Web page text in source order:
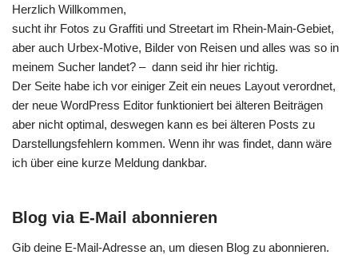
Herzlich Willkommen,
sucht ihr Fotos zu Graffiti und Streetart im Rhein-Main-Gebiet,
aber auch Urbex-Motive, Bilder von Reisen und alles was so in
meinem Sucher landet? – dann seid ihr hier richtig.
Der Seite habe ich vor einiger Zeit ein neues Layout verordnet,
der neue WordPress Editor funktioniert bei älteren Beiträgen
aber nicht optimal, deswegen kann es bei älteren Posts zu
Darstellungsfehlern kommen. Wenn ihr was findet, dann wäre
ich über eine kurze Meldung dankbar.
Blog via E-Mail abonnieren
Gib deine E-Mail-Adresse an, um diesen Blog zu abonnieren.